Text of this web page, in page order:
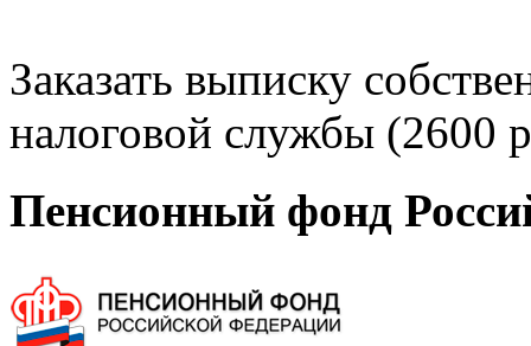
Заказать выписку
налоговой службы (2600
Пенсионный фонд